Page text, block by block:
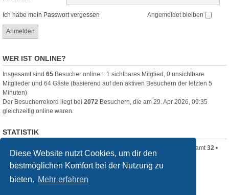
Diese Website nutzt Cookies, um dir den
bestmöglichen Komfort bei der Nutzung zu
bieten. Mehr erfahren
Ich habe mein Passwort vergessen Angemeldet bleiben
WER IST ONLINE?
Insgesamt sind 65 Besucher online :: 1 sichtbares Mitglied, 0 unsichtbare
Mitglieder und 64 Gäste (basierend auf den aktiven Besuchern der letzten 5
Minuten)
Der Besucherrekord liegt bei 2072 Besuchern, die am 29. Apr 2026, 09:35
gleichzeitig online waren.
STATISTIK
• Mitglieder insgesamt32 •
Unser neuestes Mitglied:mitimos767
filmquiz.de Alle Foren